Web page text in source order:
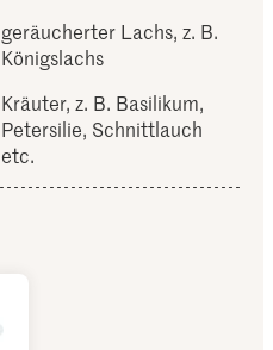
geräucherter Lachs, z. B.
Königslachs
Kräuter, z. B. Basilikum,
Petersilie, Schnittlauch
etc.